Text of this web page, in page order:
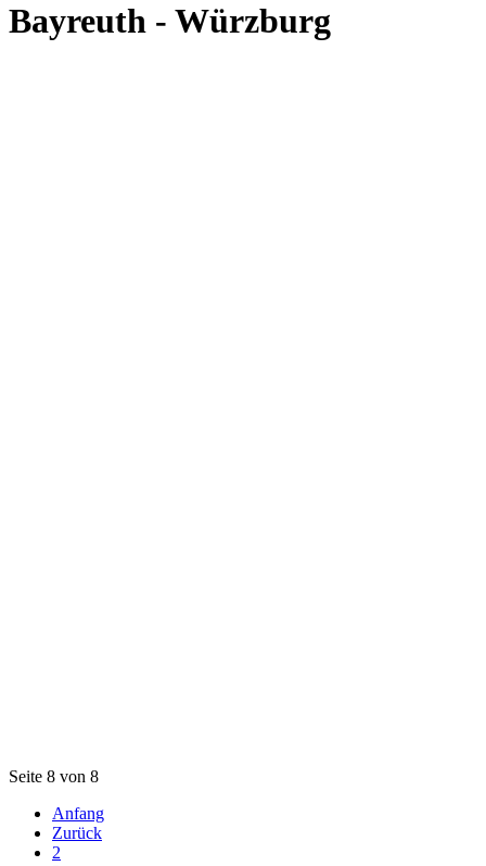
Bayreuth - Würzburg
Seite 8 von 8
Anfang
Zurück
2